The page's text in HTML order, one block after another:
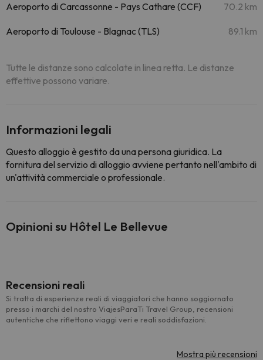
Aeroporto di Carcassonne - Pays Cathare (CCF) 70.2 km
Aeroporto di Toulouse - Blagnac (TLS) 89.1 km
Tutte le distanze sono calcolate in linea retta. Le distanze
effettive possono variare.
Informazioni legali
Questo alloggio è gestito da una persona giuridica. La
fornitura del servizio di alloggio avviene pertanto nell'ambito di
un'attività commerciale o professionale.
Opinioni su Hôtel Le Bellevue
Recensioni reali
Si tratta di esperienze reali di viaggiatori che hanno soggiornato
presso i marchi del nostro ViajesParaTi Travel Group, recensioni
autentiche che riflettono viaggi veri e reali soddisfazioni.
Mostra più recensioni